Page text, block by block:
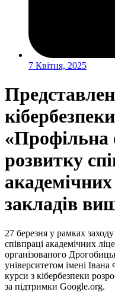
7 Квітня, 2025
«Профільна
розвитку
академічних
закладів
27 березня у рамках
співпраці академічних
організованого
університетом імені
курси з кібербезпеки
за підтримки Google.org.